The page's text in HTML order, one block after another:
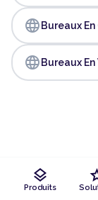
layers
Produits
language Bureaux
language Bureaux
Les contrats